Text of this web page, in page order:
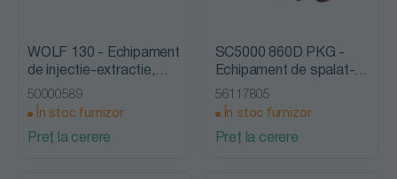
WOLF 130 - Echipament
de injectie-extractie,
Nilfisk Viper
50000589
În stoc furnizor
Preț la cerere
SC5000 860D PKG -
Echipament de spalat-
aspirat, cu om la bord,
Nilfisk Advance
56117805
În stoc furnizor
Preț la cerere